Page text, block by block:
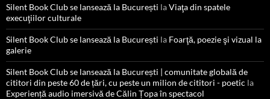
Silent Book Club se lansează la București laViaţa din spatele
execuţiilor culturale
Silent Book Club se lansează la București la Foarţă, poezie şi vizual la
galerie
Silent Book Club se lansează la București | comunitate globală de
cititori din peste 60 de țări, cu peste un milion de cititori - poetic la
Experiență audio imersivă de Călin Țopa în spectacol